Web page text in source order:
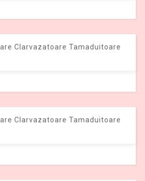
Clarvazatoare Tamaduitoare
Clarvazatoare Tamaduitoare